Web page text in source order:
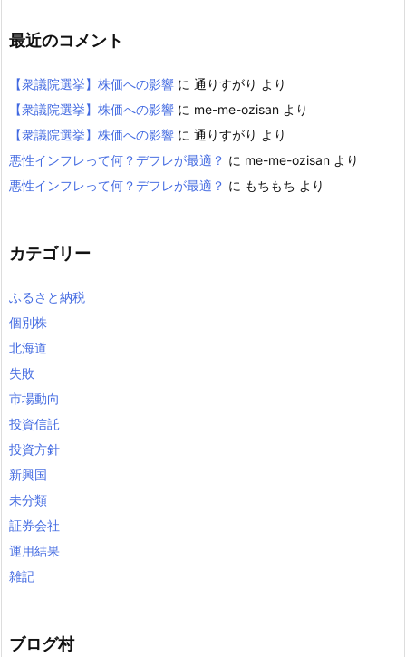
最近のコメント
【衆議院選挙】株価への影響 に 通りすがり より
【衆議院選挙】株価への影響 に me-me-ozisan より
【衆議院選挙】株価への影響 に 通りすがり より
悪性インフレって何？デフレが最適？ に me-me-ozisan より
悪性インフレって何？デフレが最適？ に もちもち より
カテゴリー
ふるさと納税
個別株
北海道
失敗
市場動向
投資信託
投資方針
新興国
未分類
証券会社
運用結果
雑記
ブログ村